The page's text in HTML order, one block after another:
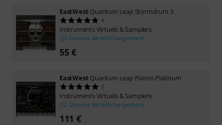
EastWest Quantum Leap Stormdrum 3
4
Instruments Virtuels & Samplers
Licence de téléchargement
55 €
EastWest Quantum Leap Pianos Platinum
1
Instruments Virtuels & Samplers
Licence de téléchargement
111 €